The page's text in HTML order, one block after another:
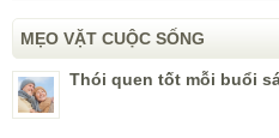
MẸO VẶT CUỘC SỐNG
Thói quen tốt mỗi buổi